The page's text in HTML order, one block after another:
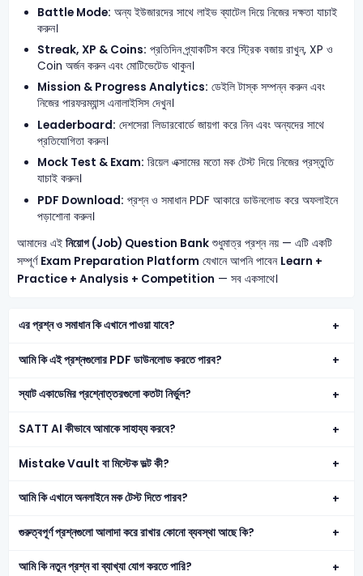
Battle Mode: অন্য ইউজারদের সাথে লাইভ ব্যাটেল দিয়ে নিজের দক্ষতা যাচাই
করুন।
Streak, XP & Coins: প্রতিদিন প্র্যাকটিস করে স্ট্রিক বজায় রাখুন, XP ও
Coin অর্জন করুন এবং মোটিভেটেড থাকুন।
Mission & Progress Analytics: ডেইলি টাস্ক সম্পন্ন করুন এবং
নিজের পারফরম্যান্স এনালাইসিস দেখুন।
Leaderboard: দেশসেরা লিডারবোর্ডে জায়গা করে নিন এবং অন্যদের সাথে
প্রতিযোগিতা করুন।
Mock Test & Exam: রিয়েল এক্সামের মতো মক টেস্ট দিয়ে নিজের প্রস্তুতি
যাচাই করুন।
PDF Download: প্রশ্ন ও সমাধান PDF আকারে ডাউনলোড করে অফলাইনে
পড়াশোনা করুন।
আমাদের এই নিয়োগ (Job) Question Bankশুধুমাত্র প্রশ্ন নয় — এটি একটি
সম্পূর্ণ Exam Preparation Platform যেখানে আপনি পাবেন Learn +
Practice + Analysis + Competition — সব একসাথে।
এর প্রশ্ন ও সমাধান কি এখানে পাওয়া যাবে?
আমি কি এই প্রশ্নগুলোর PDF ডাউনলোড করতে পারব?
স্যাট একাডেমির প্রশ্নোত্তরগুলো কতটা নির্ভুল?
SATT AI কীভাবে আমাকে সাহায্য করবে?
Mistake Vault বা মিস্টেক ভল্ট কী?
আমি কি এখানে অনলাইনে মক টেস্ট দিতে পারব?
গুরুত্বপূর্ণ প্রশ্নগুলো আলাদা করে রাখার কোনো ব্যবস্থা আছে কি?
আমি কি নতুন প্রশ্ন বা ব্যাখ্যা যোগ করতে পারি?